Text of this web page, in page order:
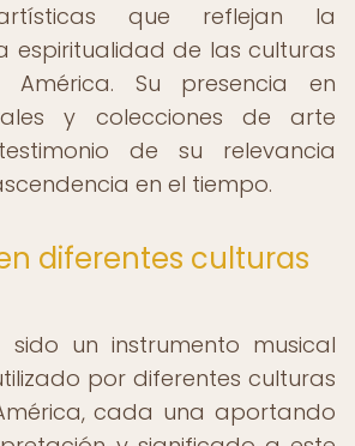
artísticas que reflejan la
espiritualidad de las culturas
América. Su presencia en
y colecciones de arte
de su relevancia
en el tiempo.
diferentes culturas
un instrumento musical
por diferentes culturas
cada una aportando